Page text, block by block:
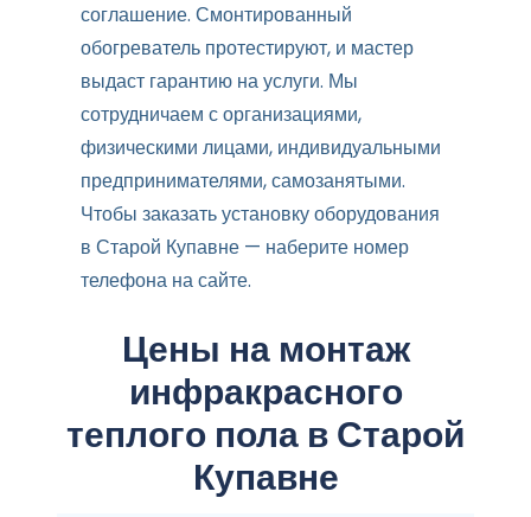
соглашение. Смонтированный
обогреватель протестируют, и мастер
выдаст гарантию на услуги. Мы
сотрудничаем с организациями,
физическими лицами, индивидуальными
предпринимателями, самозанятыми.
Чтобы заказать установку оборудования
в Старой Купавне — наберите номер
телефона на сайте.
Цены на монтаж
инфракрасного
теплого пола в Старой
Купавне